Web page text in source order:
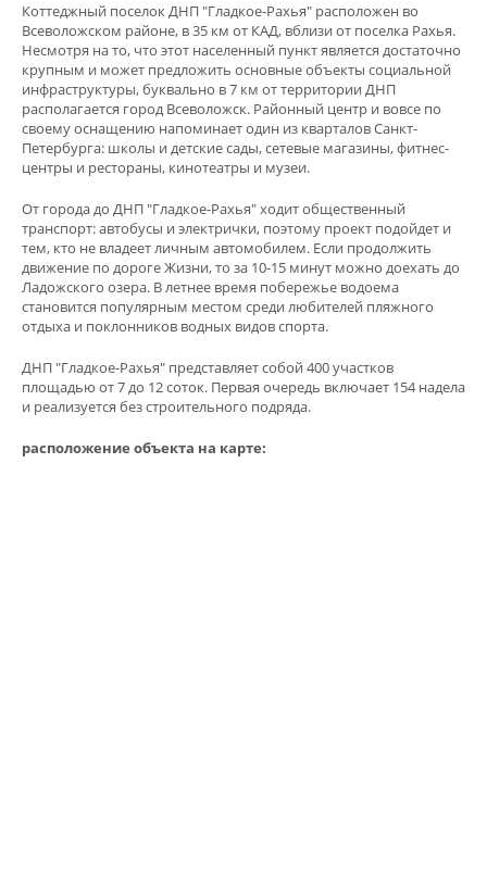
Коттеджный поселок ДНП "Гладкое-Рахья" расположен во
Всеволожском районе, в 35 км от КАД, вблизи от поселка Рахья.
Несмотря на то, что этот населенный пункт является достаточно
крупным и может предложить основные объекты социальной
инфраструктуры, буквально в 7 км от территории ДНП
располагается город Всеволожск. Районный центр и вовсе по
своему оснащению напоминает один из кварталов Санкт-
Петербурга: школы и детские сады, сетевые магазины, фитнес-
центры и рестораны, кинотеатры и музеи.
От города до ДНП "Гладкое-Рахья" ходит общественный
транспорт: автобусы и электрички, поэтому проект подойдет и
тем, кто не владеет личным автомобилем. Если продолжить
движение по дороге Жизни, то за 10-15 минут можно доехать до
Ладожского озера. В летнее время побережье водоема
становится популярным местом среди любителей пляжного
отдыха и поклонников водных видов спорта.
ДНП "Гладкое-Рахья" представляет собой 400 участков
площадью от 7 до 12 соток. Первая очередь включает 154 надела
и реализуется без строительного подряда.
расположение объекта на карте: